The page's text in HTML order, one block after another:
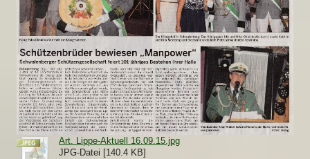
Art. Lippe-Aktuell 16.09.15.jpg
JPG-Datei [140.4 KB]